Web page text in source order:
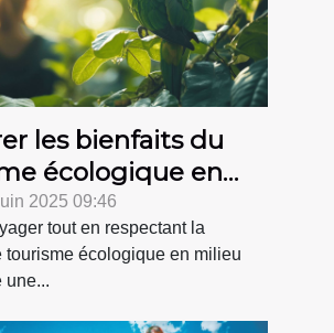
les bienfaits du
écologique en
tropical
2025 09:46
tout en respectant la
tourisme écologique en milieu
une...